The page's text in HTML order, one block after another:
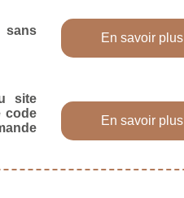
sans
En savoir plus
site
code
En savoir plus